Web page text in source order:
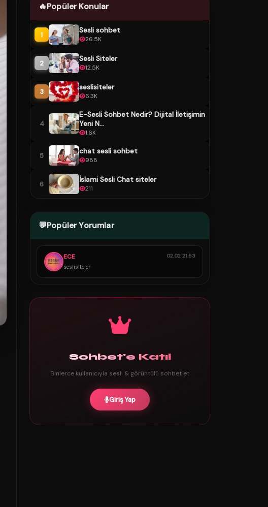
🔥Popüler Konular
1 Sesli sohbet
26.5K
2 Sesli Siteler
12.5K
3 seslisiteler
6.3K
4
E-Sesli Sohbet Nedir? Dijital İletişimin
Yeni N...
1.6K
5 chat sesli sohbet
988
6 İslami Sesli Chat siteler
211
💬Popüler Yorumlar
ECE
seslisiteler
02.02 21:53
Sohbet'e Katıl
Binlerce kullanıcıyla sesli & görüntülü sohbet et
Giriş Yap